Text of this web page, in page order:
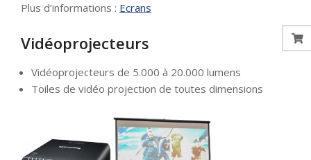
Plus d’informations : Ecrans
Vidéoprojecteurs
Vidéoprojecteurs de 5.000 à 20.000 lumens
Toiles de vidéo projection de toutes dimensions